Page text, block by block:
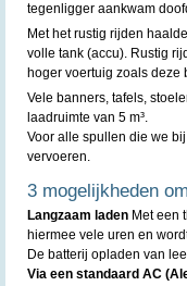
tegenligger aankwam
Met het rustig rijden
volle tank (accu). Rustig
hoger voertuig zoals deze
Vele banners, tafels,
laadruimte van 5 m³.
Voor alle spullen die we
vervoeren.
3 mogelijkheden
Langzaam laden Met een
hiermee vele uren en
De batterij opladen van
Via een standaard AC